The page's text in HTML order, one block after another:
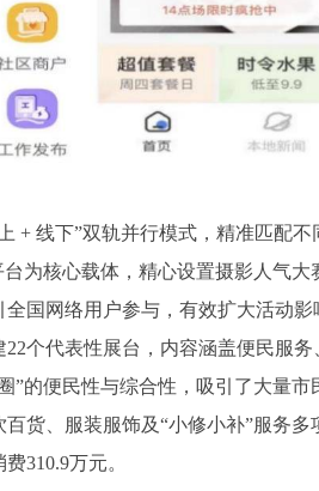
+ 线下”双轨并行模式，精准匹配
为核心载体，精心设置摄影人气
国网络用户参与，有效扩大活动
个代表性展台，内容涵盖便民服
”的便民性与综合性，吸引了大量
货、服装服饰及“小修小补”服务
310.9万元。